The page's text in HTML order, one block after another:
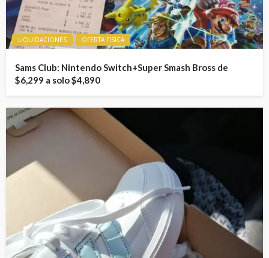
LIQUIDACIONES OFERTA FISICA
Sams Club: Nintendo Switch+Super Smash Bross de
$6,299 a solo $4,890